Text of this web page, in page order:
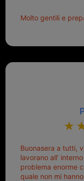
Molto gentili e
Buonasera a tutti,
lavorano all’
problema enorme
quale non mi